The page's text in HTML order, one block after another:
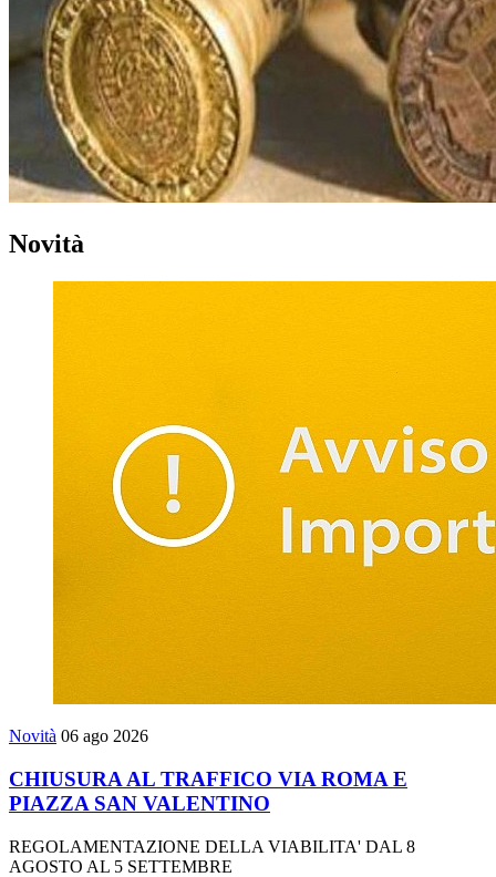
Novità
Novità 06 ago 2026
CHIUSURA AL TRAFFICO VIA ROMA E
PIAZZA SAN VALENTINO
REGOLAMENTAZIONE DELLA VIABILITA' DAL 8
AGOSTO AL 5 SETTEMBRE